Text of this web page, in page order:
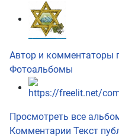
Автор и комментаторы
Фотоальбомы
Просмотреть все
Комментарии Текст